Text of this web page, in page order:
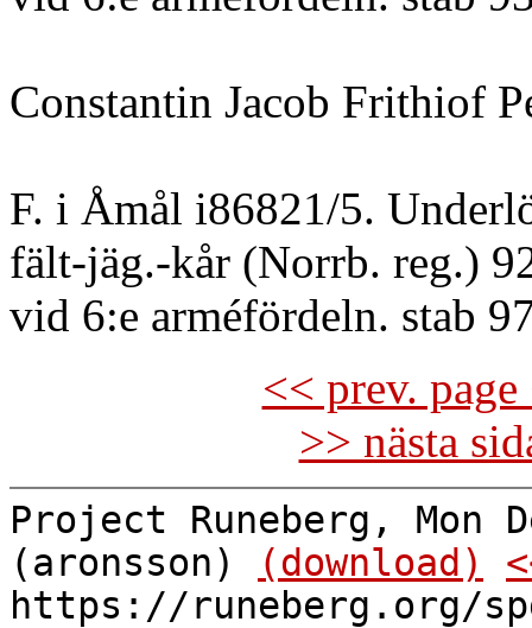
Constantin Jacob Frithiof
F. i Åmål i86821/5.
fält-jäg.-kår (Norrb. reg.)
vid 6:e arméfördeln. stab
<< prev.
>> nästa
Project Runeberg, Mon
(aronsson)
(download)
https://runeberg.org/